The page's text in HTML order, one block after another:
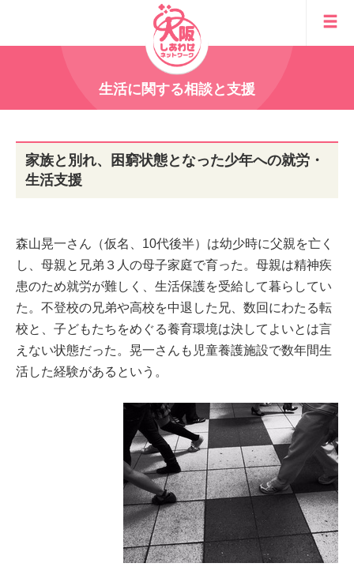
生活に関する相談と支援
家族と別れ、困窮状態となった少年への就労・
生活支援
森山晃一さん（仮名、10代後半）は幼少時に父親を亡く
し、母親と兄弟３人の母子家庭で育った。母親は精神疾
患のため就労が難しく、生活保護を受給して暮らしてい
た。不登校の兄弟や高校を中退した兄、数回にわたる転
校と、子どもたちをめぐる養育環境は決してよいとは言
えない状態だった。晃一さんも児童養護施設で数年間生
活した経験があるという。